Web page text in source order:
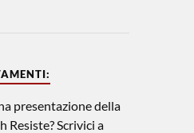
presentazione della
Resiste? Scrivici a